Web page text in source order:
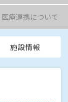
医療連携について
施設情報